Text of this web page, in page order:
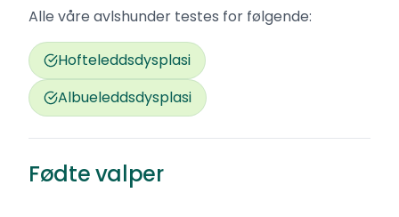
Alle våre avlshunder testes for følgende:
Hofteleddsdysplasi
Albueleddsdysplasi
Fødte valper